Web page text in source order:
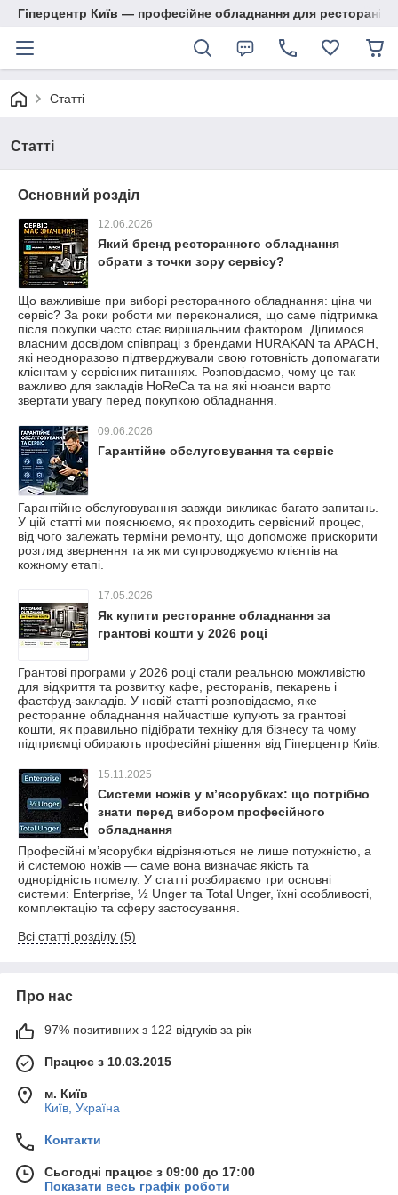
Гіперцентр Київ — професійне обладнання для ресторанів,
Статті
Статті
Основний розділ
12.06.2026
Який бренд ресторанного обладнання
обрати з точки зору сервісу?
Що важливіше при виборі ресторанного обладнання: ціна чи
сервіс? За роки роботи ми переконалися, що саме підтримка
після покупки часто стає вирішальним фактором. Ділимося
власним досвідом співпраці з брендами HURAKAN та APACH,
які неодноразово підтверджували свою готовність допомагати
клієнтам у сервісних питаннях. Розповідаємо, чому це так
важливо для закладів HoReCa та на які нюанси варто
звертати увагу перед покупкою обладнання.
09.06.2026
Гарантійне обслуговування та сервіс
Гарантійне обслуговування завжди викликає багато запитань.
У цій статті ми пояснюємо, як проходить сервісний процес,
від чого залежать терміни ремонту, що допоможе прискорити
розгляд звернення та як ми супроводжуємо клієнтів на
кожному етапі.
17.05.2026
Як купити ресторанне обладнання за
грантові кошти у 2026 році
Грантові програми у 2026 році стали реальною можливістю
для відкриття та розвитку кафе, ресторанів, пекарень і
фастфуд-закладів. У новій статті розповідаємо, яке
ресторанне обладнання найчастіше купують за грантові
кошти, як правильно підібрати техніку для бізнесу та чому
підприємці обирають професійні рішення від Гіперцентр Київ.
15.11.2025
Системи ножів у м’ясорубках: що потрібно
знати перед вибором професійного
обладнання
Професійні м’ясорубки відрізняються не лише потужністю, а
й системою ножів — саме вона визначає якість та
однорідність помелу. У статті розбираємо три основні
системи: Enterprise, ½ Unger та Total Unger, їхні особливості,
комплектацію та сферу застосування.
Всі статті розділу (5)
Про нас
97% позитивних з 122 відгуків за рік
Працює з 10.03.2015
м. Київ
Київ, Україна
Контакти
Сьогодні працює з 09:00 до 17:00
Показати весь графік роботи